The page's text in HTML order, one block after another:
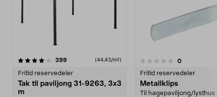
399anmeldelser(44,43/m²)
Fritid reservedeler
Tak til paviljong 31-9263, 3x3
m
0.0 av 5 stjerner 0anmeldelser
Fritid reservedeler
Metallklips
Til hagepaviljong/lysthus
4.5av 5 stjerner